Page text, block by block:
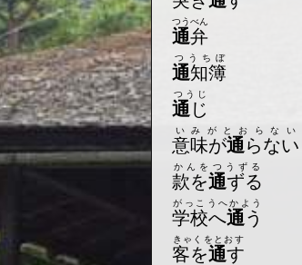
通弁
つうべん
通知簿
つうちぼ
通 じ
つうじ
意味が通 らない
いみがとおらない
款を通ずる
かんをつうずる
学校へ通 う
がっこうへかよう
客を通す
きゃくをとおす